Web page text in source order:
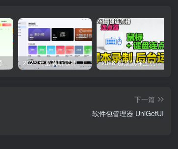
2026 年必装听歌神器，免费听遍全网无损音质歌单 2026 超顶鼠标连点器！键鼠三模式 + 录制 + 后台运行，解放双手神器
下一篇
软件包管理器 UniGetUI